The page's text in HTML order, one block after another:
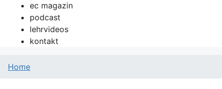
ec magazin
podcast
lehrvideos
kontakt
Home